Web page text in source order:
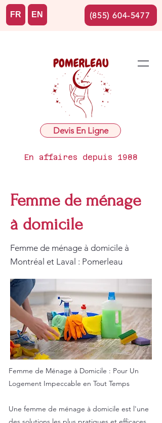
Devis En Ligne
En affaires depuis 1988
FR EN (855) 604-5477
Femme de ménage
à domicile
Femme de ménage à domicile à
Montréal et Laval : Pomerleau
Femme de Ménage à Domicile : Pour Un
Logement Impeccable en Tout Temps
Une femme de ménage à domicile est l'une